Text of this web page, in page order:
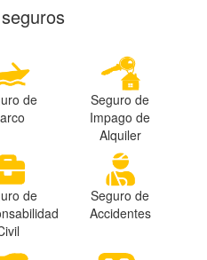
de
Seguro de
Impago de
Alquiler
de
Seguro de
Accidentes